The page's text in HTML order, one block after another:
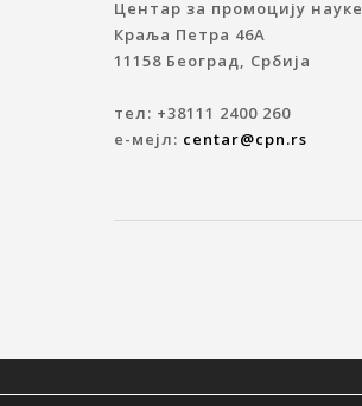
Центар за промоцију науке
Краља Петра 46A
11158 Београд, Србија
тел: +38111 2400 260
е-мејл: centar@cpn.rs